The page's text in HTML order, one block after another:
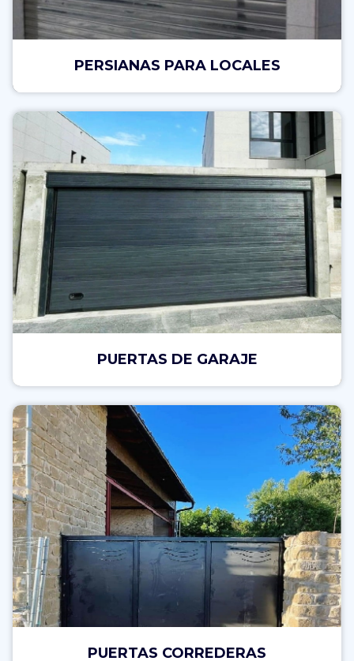
PERSIANAS PARA LOCALES
PUERTAS DE GARAJE
PUERTAS CORREDERAS